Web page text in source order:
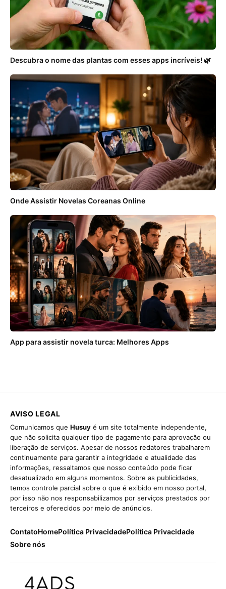
Descubra o nome das plantas com esses apps incríveis! 🌿
Onde Assistir Novelas Coreanas Online
App para assistir novela turca: Melhores Apps
AVISO LEGAL
Comunicamos que Husuy é um site totalmente independente,
que não solicita qualquer tipo de pagamento para aprovação ou
liberação de serviços. Apesar de nossos redatores trabalharem
continuamente para garantir a integridade e atualidade das
informações, ressaltamos que nosso conteúdo pode ficar
desatualizado em alguns momentos. Sobre as publicidades,
temos controle parcial sobre o que é exibido em nosso portal,
por isso não nos responsabilizamos por serviços prestados por
terceiros e oferecidos por meio de anúncios.
ContatoHomePolítica PrivacidadePolítica Privacidade
Sobre nós